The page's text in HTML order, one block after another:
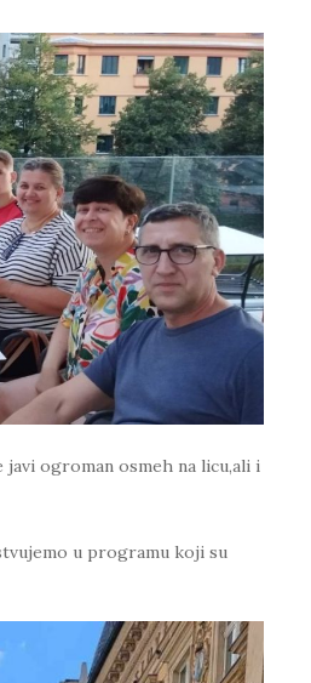
javi ogroman osmeh na licu,ali i
u programu koji su